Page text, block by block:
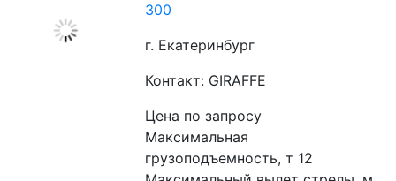
300
г. Екатеринбург
Контакт: GIRAFFE
Цена по запросу
Максимальная
грузоподъемность, т 12